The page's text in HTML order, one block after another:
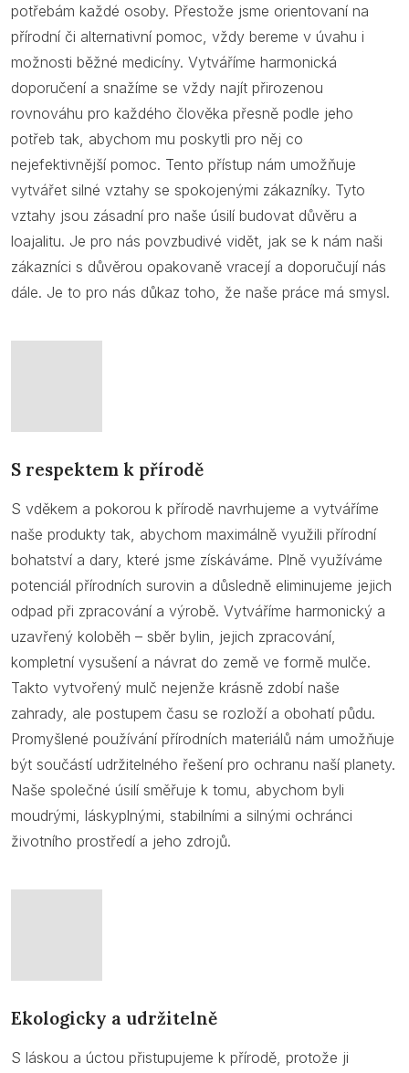
potřebám každé osoby. Přestože jsme orientovaní na
přírodní či alternativní pomoc, vždy bereme v úvahu i
možnosti běžné medicíny. Vytváříme harmonická
doporučení a snažíme se vždy najít přirozenou
rovnováhu pro každého člověka přesně podle jeho
potřeb tak, abychom mu poskytli pro něj co
nejefektivnější pomoc. Tento přístup nám umožňuje
vytvářet silné vztahy se spokojenými zákazníky. Tyto
vztahy jsou zásadní pro naše úsilí budovat důvěru a
loajalitu. Je pro nás povzbudivé vidět, jak se k nám naši
zákazníci s důvěrou opakovaně vracejí a doporučují nás
dále. Je to pro nás důkaz toho, že naše práce má smysl.
S respektem k přírodě
S vděkem a pokorou k přírodě navrhujeme a vytváříme
naše produkty tak, abychom maximálně využili přírodní
bohatství a dary, které jsme získáváme. Plně využíváme
potenciál přírodních surovin a důsledně eliminujeme jejich
odpad při zpracování a výrobě. Vytváříme harmonický a
uzavřený koloběh – sběr bylin, jejich zpracování,
kompletní vysušení a návrat do země ve formě mulče.
Takto vytvořený mulč nejenže krásně zdobí naše
zahrady, ale postupem času se rozloží a obohatí půdu.
Promyšlené používání přírodních materiálů nám umožňuje
být součástí udržitelného řešení pro ochranu naší planety.
Naše společné úsilí směřuje k tomu, abychom byli
moudrými, láskyplnými, stabilními a silnými ochránci
životního prostředí a jeho zdrojů.
Ekologicky a udržitelně
S láskou a úctou přistupujeme k přírodě, protože ji